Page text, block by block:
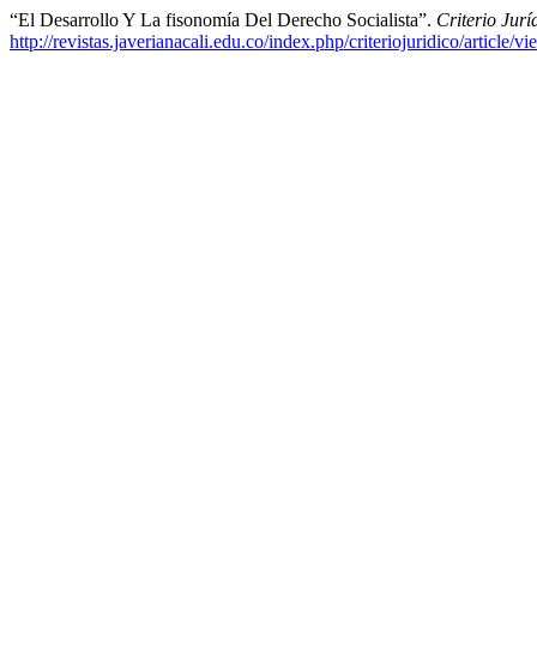
“El Desarrollo Y La fisonomía Del Derecho Socialista”. Criterio
http://revistas.javerianacali.edu.co/index.php/criteriojuridico/article/